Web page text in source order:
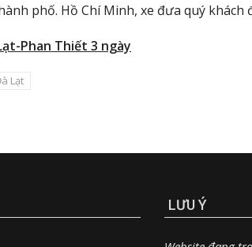
phố. Hồ Chí Minh, xe đưa quý khách
Phan Thiết 3 ngày
Lạt
LƯU Ý